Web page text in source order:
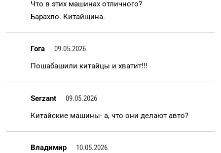
Что в этих машинах отличного?
Барахло. Китайщина.
Гога
09.05.2026
Пошабашили китайцы и хватит!!!
Serzant
09.05.2026
Китайские машины- а, что они делают авто?
Владимир
10.05.2026